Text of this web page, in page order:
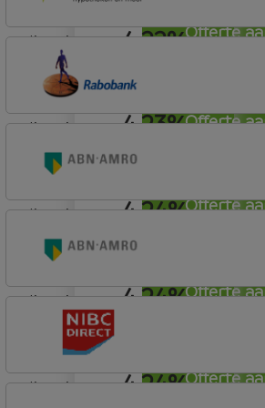
Offerte
4,22%
Offerte
lineair
4,23%
Offerte
Florius
Profijt drie + drie
lineair
4,24%
Offerte
Basisvoorwaarden (incl korting)
lineair
4,24%
Offerte
Woning (Incl. Korting)
lineair
4,24%
ABN AMRO Bank
Budget
lineair